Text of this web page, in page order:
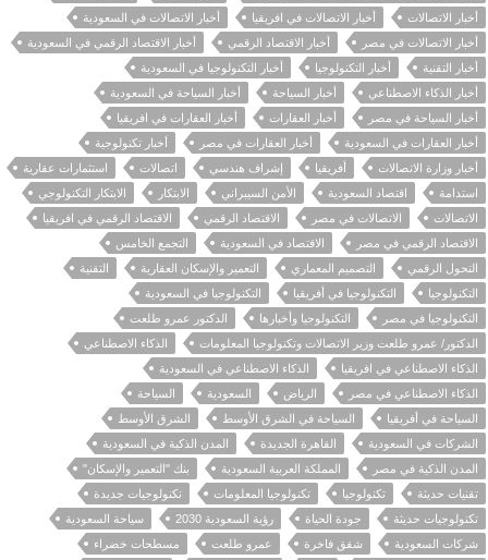
أخبار الاتصالات
أخبار الاتصالات في افريقيا
أخبار الاتصالات في السعودية
أخبار الاتصالات في مصر
أخبار الاقتصاد الرقمي
أخبار الاقتصاد الرقمي في السعودية
أخبار التقنية
أخبار التكنولوجيا
أخبار التكنولوجيا في السعودية
أخبار الذكاء الاصطناعي
أخبار السياحة
أخبار السياحة في السعودية
أخبار السياحة في مصر
أخبار العقارات
أخبار العقارات في افريقيا
أخبار العقارات في السعودية
أخبار العقارات في مصر
أخبار تكنولوجية
أخبار وزارة الاتصالات
أفريقيا إشراف هندسي اتصالات
استثمارات عقارية
استدامة
اقتصاد السعودية الأمن السيبراني الابتكار
الابتكار التكنولوجي
الاتصالات
الاتصالات في مصر الاقتصاد الرقمي
الاقتصاد الرقمي في افريقيا
الاقتصاد الرقمي في مصر
الاقتصاد في السعودية
التجمع الخامس
التحول الرقمي
التصميم المعماري التعمير والإسكان العقارية
التقنية
التكنولوجيا
التكنولوجيا في أفريقيا
التكنولوجيا في السعودية
التكنولوجيا في مصر
التكنولوجيا وأخبارها
الدكتور عمرو طلعت
الدكتور/ عمرو طلعت وزير الاتصالات وتكنولوجيا المعلومات
الذكاء الاصطناعي
الذكاء الاصطناعي في افريقيا
الذكاء الاصطناعي في السعودية
الذكاء الاصطناعي في مصر
الرياض السعودية
السياحة
السياحة في أفريقيا
السياحة في الشرق الأوسط
الشرق الأوسط
الشركات في السعودية
القاهرة الجديدة
المدن الذكية في السعودية
المدن الذكية في مصر
المملكة العربية السعودية
بنك "التعمير والإسكان"
تقنيات حديثة
تكنولوجيا تكنولوجيا المعلومات
تكنولوجيات جديدة
تكنولوجيات حديثة
جودة الحياة رؤية السعودية 2030
سياحة السعودية
شركات السعودية
شقق فاخرة عمرو طلعت
مسطحات خضراء